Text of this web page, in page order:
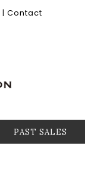
| Contact
PAST SALES